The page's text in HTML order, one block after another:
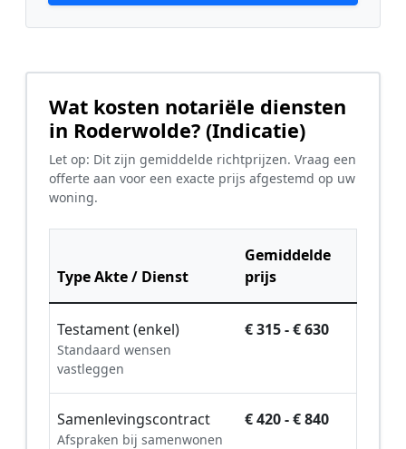
Wat kosten notariële diensten
in Roderwolde? (Indicatie)
Let op: Dit zijn gemiddelde richtprijzen. Vraag een
offerte aan voor een exacte prijs afgestemd op uw
woning.
Type Akte / Dienst
Gemiddelde
prijs
Testament (enkel)
Standaard wensen
vastleggen
€ 315 - € 630
Samenlevingscontract
Afspraken bij samenwonen
€ 420 - € 840